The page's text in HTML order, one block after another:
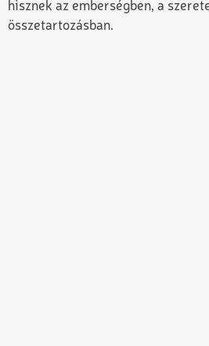
hisznek az emberségben, a
összetartozásban.